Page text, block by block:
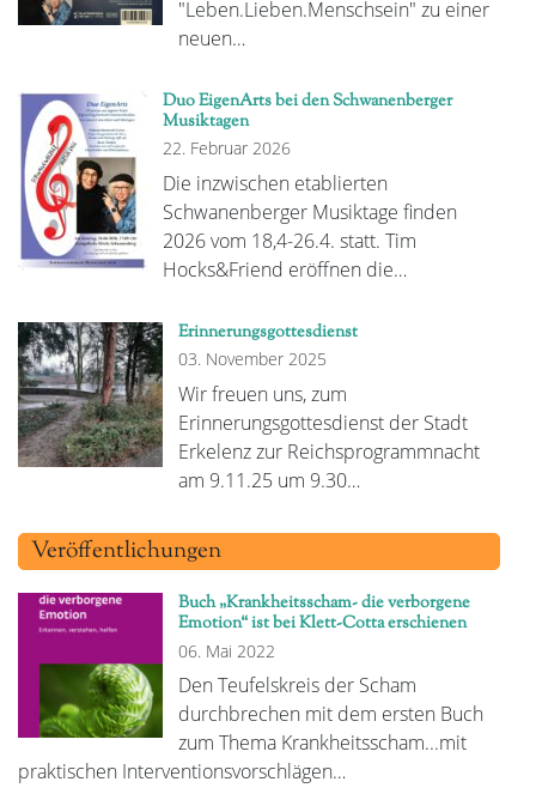
"Leben.Lieben.Menschsein" zu einer
neuen…
Duo EigenArts bei den Schwanenberger
Musiktagen
22. Februar 2026
Die inzwischen etablierten
Schwanenberger Musiktage finden
2026 vom 18,4-26.4. statt. Tim
Hocks&Friend eröffnen die…
Erinnerungsgottesdienst
03. November 2025
Wir freuen uns, zum
Erinnerungsgottesdienst der Stadt
Erkelenz zur Reichsprogrammnacht
am 9.11.25 um 9.30…
Veröffentlichungen
Buch „Krankheitsscham- die verborgene
Emotion“ ist bei Klett-Cotta erschienen
06. Mai 2022
Den Teufelskreis der Scham
durchbrechen mit dem ersten Buch
zum Thema Krankheitsscham...mit
praktischen Interventionsvorschlägen…